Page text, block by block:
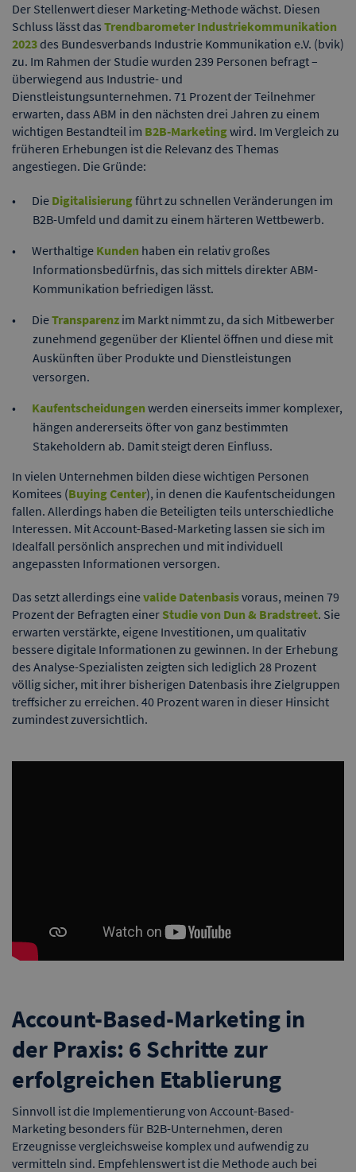
Der Stellenwert dieser Marketing-Methode wächst. Diesen
Schluss lässt das Trendbarometer Industriekommunikation
2023des Bundesverbands Industrie Kommunikation e.V. (bvik)
zu. Im Rahmen der Studie wurden 239 Personen befragt –
überwiegend aus Industrie- und
Dienstleistungsunternehmen. 71 Prozent der Teilnehmer
erwarten, dass ABM in den nächsten drei Jahren zu einem
wichtigen Bestandteil im B2B-Marketing wird. Im Vergleich zu
früheren Erhebungen ist die Relevanz des Themas
angestiegen. Die Gründe:
Die Digitalisierung führt zu schnellen Veränderungen im
B2B-Umfeld und damit zu einem härteren Wettbewerb.
Werthaltige Kunden haben ein relativ großes
Informationsbedürfnis, das sich mittels direkter ABM-
Kommunikation befriedigen lässt.
DieTransparenz im Markt nimmt zu, da sich Mitbewerber
zunehmend gegenüber der Klientel öffnen und diese mit
Auskünften über Produkte und Dienstleistungen
versorgen.
Kaufentscheidungen werden einerseits immer komplexer,
hängen andererseits öfter von ganz bestimmten
Stakeholdern ab. Damit steigt deren Einfluss.
In vielen Unternehmen bilden diese wichtigen Personen
Komitees (Buying Center), in denen die Kaufentscheidungen
fallen. Allerdings haben die Beteiligten teils unterschiedliche
Interessen. Mit Account-Based-Marketing lassen sie sich im
Idealfall persönlich ansprechen und mit individuell
angepassten Informationen versorgen.
Das setzt allerdings einevalide Datenbasisvoraus, meinen 79
Prozent der Befragten einer Studie von Dun & Bradstreet. Sie
erwarten verstärkte, eigene Investitionen, um qualitativ
bessere digitale Informationen zu gewinnen. In der Erhebung
des Analyse-Spezialisten zeigten sich lediglich 28 Prozent
völlig sicher, mit ihrer bisherigen Datenbasis ihre Zielgruppen
treffsicher zu erreichen. 40 Prozent waren in dieser Hinsicht
zumindest zuversichtlich.
Account-Based-Marketing in
der Praxis: 6 Schritte zur
erfolgreichen Etablierung
Sinnvoll ist die Implementierung von Account-Based-
Marketing besonders für B2B-Unternehmen, deren
Erzeugnisse vergleichsweise komplex und aufwendig zu
vermitteln sind. Empfehlenswert ist die Methode auch bei